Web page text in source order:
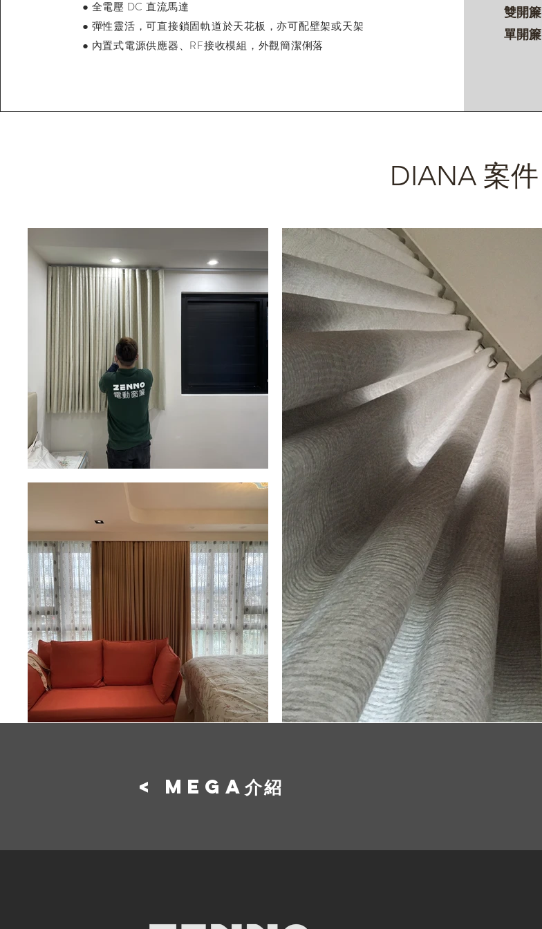
● 全電壓 DC 直流馬達
● 彈性靈活，可直接鎖固軌道於天花板，亦可配壁架或天架
● 內置式電源供應器、RF接收模組，外觀簡潔俐落
雙開簾
單開簾
DIANA 案件
< MEGA介紹